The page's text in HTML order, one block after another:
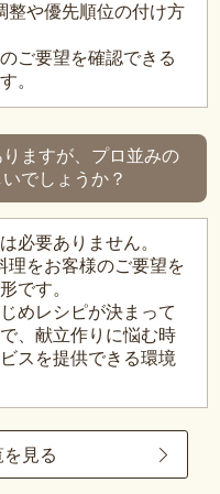
整や優先順位の付け方
ご要望を確認できる
。
ますが、プロ並みの
でしょうか？
必要ありません。
理をお客様のご要望を
です。
めレシピが決まって
、献立作りに悩む時
スを提供できる環境
見る